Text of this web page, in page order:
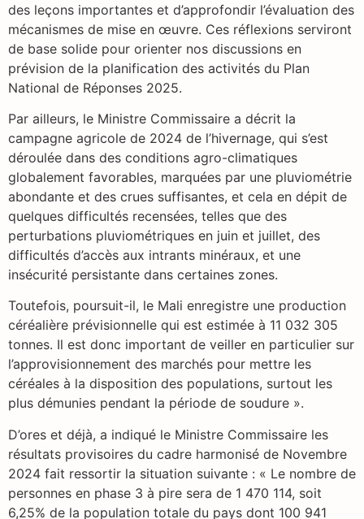
des leçons importantes et d’approfondir l’évaluation des
mécanismes de mise en œuvre. Ces réflexions serviront
de base solide pour orienter nos discussions en
prévision de la planification des activités du Plan
National de Réponses 2025.
Par ailleurs, le Ministre Commissaire a décrit la
campagne agricole de 2024 de l’hivernage, qui s’est
déroulée dans des conditions agro-climatiques
globalement favorables, marquées par une pluviométrie
abondante et des crues suffisantes, et cela en dépit de
quelques difficultés recensées, telles que des
perturbations pluviométriques en juin et juillet, des
difficultés d’accès aux intrants minéraux, et une
insécurité persistante dans certaines zones.
Toutefois, poursuit-il, le Mali enregistre une production
céréalière prévisionnelle qui est estimée à 11 032 305
tonnes. Il est donc important de veiller en particulier sur
l’approvisionnement des marchés pour mettre les
céréales à la disposition des populations, surtout les
plus démunies pendant la période de soudure ».
D’ores et déjà, a indiqué le Ministre Commissaire les
résultats provisoires du cadre harmonisé de Novembre
2024 fait ressortir la situation suivante : « Le nombre de
personnes en phase 3 à pire sera de 1 470 114, soit
6,25% de la population totale du pays dont 100 941